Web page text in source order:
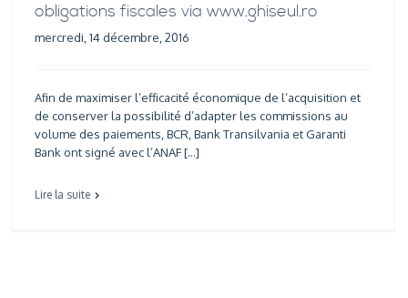
obligations fiscales via www.ghiseul.ro
mercredi, 14 décembre, 2016
Afin de maximiser l’efficacité économique de l’acquisition et
de conserver la possibilité d’adapter les commissions au
volume des paiements, BCR, Bank Transilvania et Garanti
Bank ont signé avec l’ANAF […]
Lire la suite